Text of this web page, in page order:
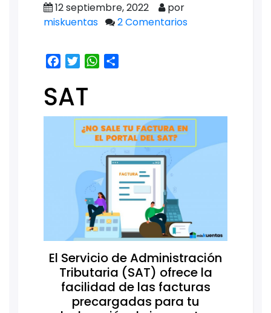
12 septiembre, 2022
por
miskuentas
2 Comentarios
Facebook
TwitterWhatsApp
SAT
El Servicio de Administración
Tributaria (SAT) ofrece la
facilidad de las facturas
precargadas para tu